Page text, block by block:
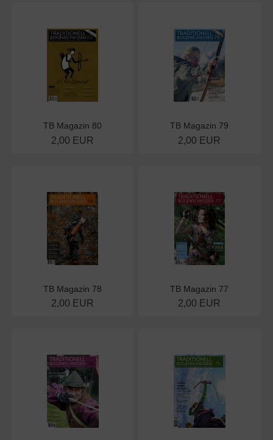
TB Magazin 80
2,00 EUR
TB Magazin 79
2,00 EUR
TB Magazin 78
2,00 EUR
TB Magazin 77
2,00 EUR